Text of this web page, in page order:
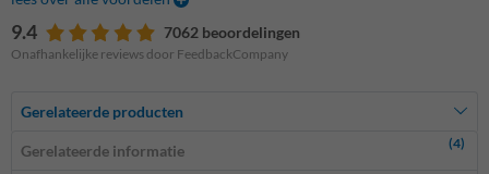
9.4 7062 beoordelingen
Onafhankelijke reviews door FeedbackCompany
Gerelateerde producten
Gerelateerde informatie (4)